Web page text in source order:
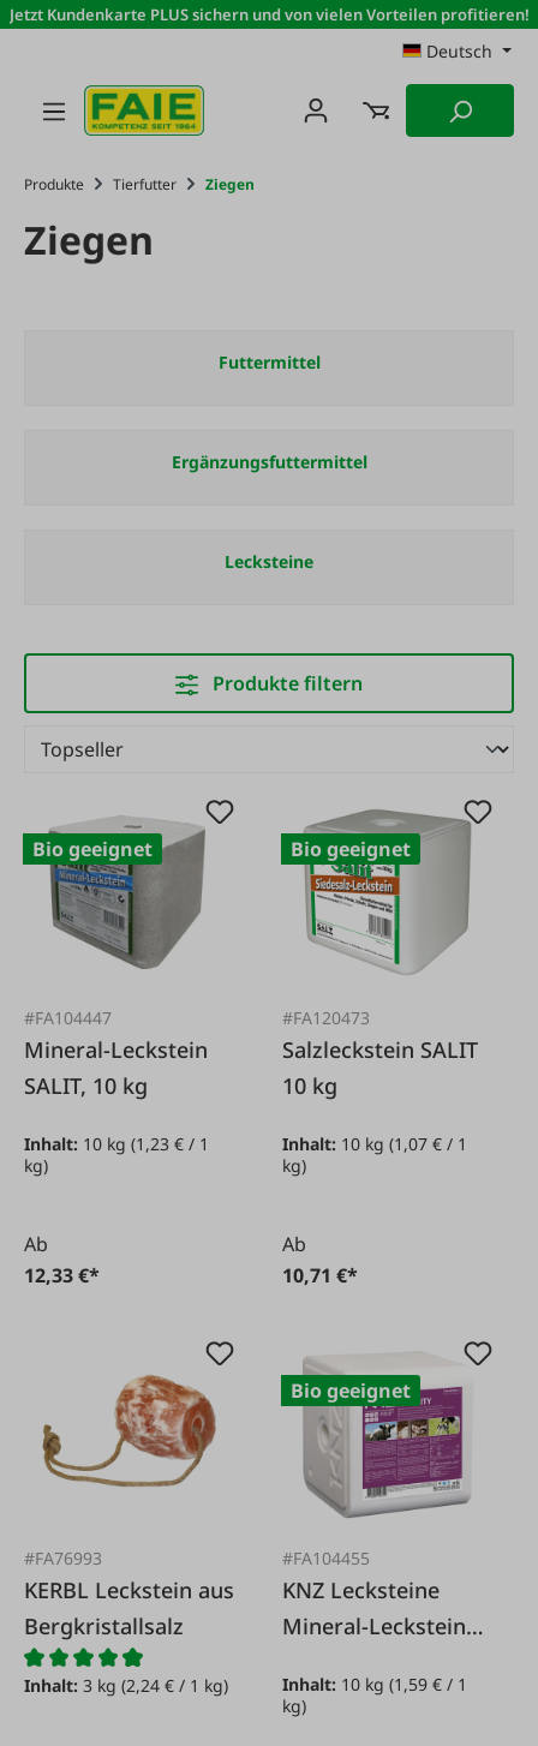
Zum Hauptinhalt springen
Jetzt Kundenkarte PLUS sichern und von vielen Vorteilen profitieren!
Deutsch
Produkte Tierfutter Ziegen
Ziegen
Futtermittel
Ergänzungsfuttermittel
Lecksteine
Produkte filtern
Bio geeignet
#FA104447
Mineral-Leckstein
SALIT, 10 kg
Inhalt: 10 kg (1,23 € / 1
kg)
Ab
12,33 €*
Bio geeignet
#FA120473
Salzleckstein SALIT
10 kg
Inhalt: 10 kg(1,07 € / 1
kg)
Ab
10,71 €*
#FA76993
KERBL Leckstein aus
Bergkristallsalz
Inhalt: 3 kg (2,24 € / 1 kg)
Bio geeignet
#FA104455
KNZ Lecksteine
Mineral-Leckstein
Inhalt: 10 kg(1,59 € / 1
kg)